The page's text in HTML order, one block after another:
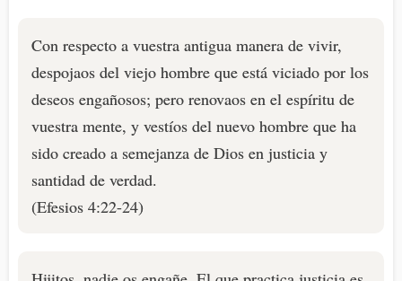
Con respecto a vuestra antigua manera de vivir,
despojaos del viejo hombre que está viciado por los
deseos engañosos; pero renovaos en el espíritu de
vuestra mente, y vestíos del nuevo hombre que ha
sido creado a semejanza de Dios en justicia y
santidad de verdad.
(Efesios 4:22-24)